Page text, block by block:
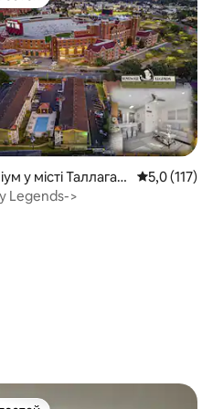
відгуки: 151
у місті Таллагас
Середня
5,0 (117)
Legends->